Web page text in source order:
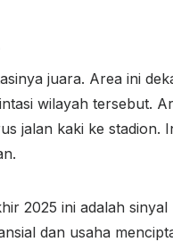
juara. Area ini
wilayah tersebut.
jalan kaki ke stadion.
2025 ini adalah
dan usaha